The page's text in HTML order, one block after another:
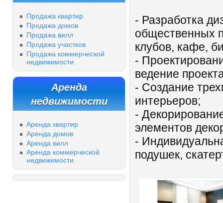
Продажа квартир
Продажа домов
Продажа вилл
Продажа участков
Продажа коммерческой
недвижимости
Аренда
недвижимости
Аренда квартир
Аренда домов
Аренда вилл
Аренда коммерческой
недвижимости
- Разработка
общественных
клубов, кафе,
-
ведение
- Создание
интерьеров;
-
элементов
-
подушек,